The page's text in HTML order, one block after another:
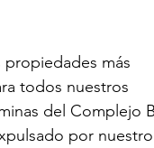
propiedades más
todos nuestros
del Complejo
por nuestro